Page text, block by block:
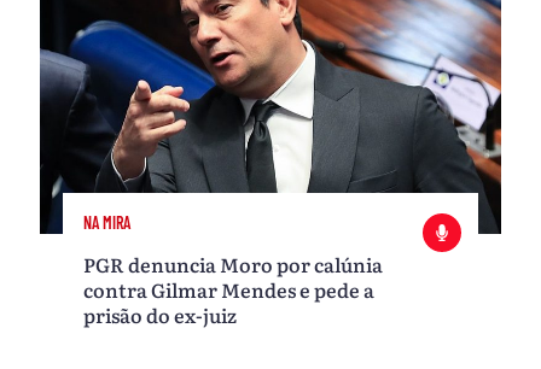
NA MIRA
PGR denuncia Moro por calúnia
contra Gilmar Mendes e pede a
prisão do ex-juiz